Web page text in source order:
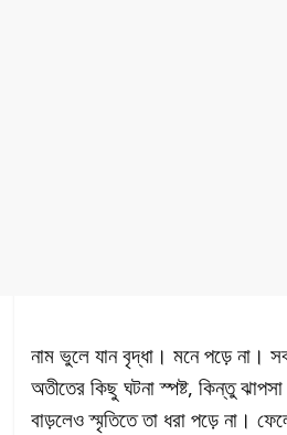
নাম ভুলে যান বৃদ্ধা। মনে পড়ে না।
অতীতের কিছু ঘটনা স্পষ্ট, কিন্তু
বাড়লেও স্মৃতিতে তা ধরা পড়ে না।